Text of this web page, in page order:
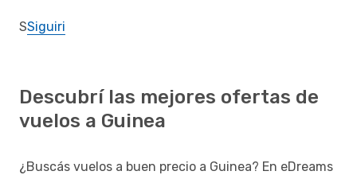
SSiguiri
Descubrí las mejores ofertas de
vuelos a Guinea
¿Buscás vuelos a buen precio a Guinea? En eDreams